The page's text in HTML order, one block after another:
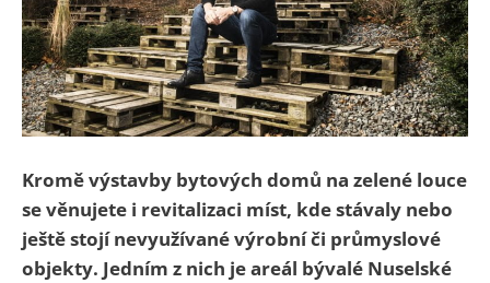
Kromě výstavby bytových domů na zelené louce
se věnujete i revitalizaci míst, kde stávaly nebo
ještě stojí nevyužívané výrobní či průmyslové
objekty. Jedním z nich je areál bývalé Nuselské